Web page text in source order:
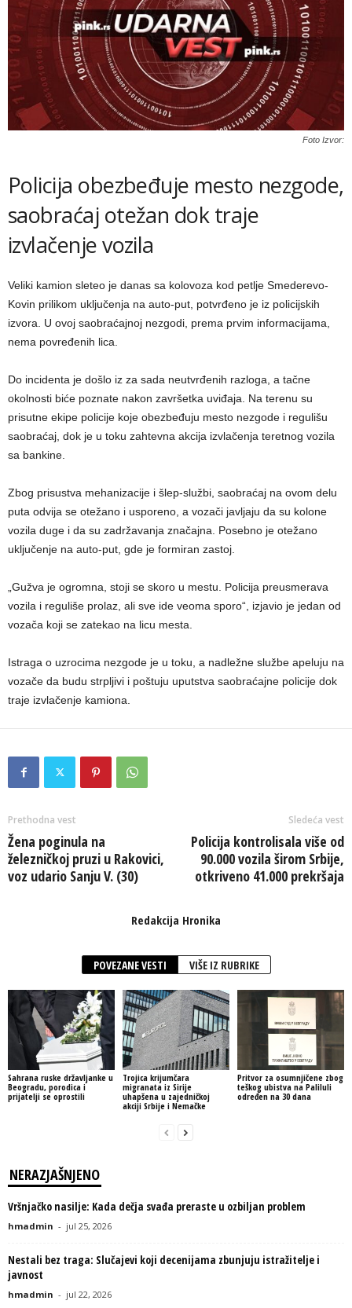
Foto Izvor:
Policija obezbeđuje mesto nezgode,
saobraćaj otežan dok traje
izvlačenje vozila
Veliki kamion sleteo je danas sa kolovoza kod petlje Smederevo-
Kovin prilikom uključenja na auto-put, potvrđeno je iz policijskih
izvora. U ovoj saobraćajnoj nezgodi, prema prvim informacijama,
nema povređenih lica.
Do incidenta je došlo iz za sada neutvrđenih razloga, a tačne
okolnosti biće poznate nakon završetka uviđaja. Na terenu su
prisutne ekipe policije koje obezbeđuju mesto nezgode i regulišu
saobraćaj, dok je u toku zahtevna akcija izvlačenja teretnog vozila
sa bankine.
Zbog prisustva mehanizacije i šlep-službi, saobraćaj na ovom delu
puta odvija se otežano i usporeno, a vozači javljaju da su kolone
vozila duge i da su zadržavanja značajna. Posebno je otežano
uključenje na auto-put, gde je formiran zastoj.
„Gužva je ogromna, stoji se skoro u mestu. Policija preusmerava
vozila i reguliše prolaz, ali sve ide veoma sporo“, izjavio je jedan od
vozača koji se zatekao na licu mesta.
Istraga o uzrocima nezgode je u toku, a nadležne službe apeluju na
vozače da budu strpljivi i poštuju uputstva saobraćajne policije dok
traje izvlačenje kamiona.
Prethodna vest
Žena poginula na
železničkoj pruzi u Rakovici,
voz udario Sanju V. (30)
Sledeća vest
Policija kontrolisala više od
90.000 vozila širom Srbije,
otkriveno 41.000 prekršaja
Redakcija Hronika
POVEZANE VESTI VIŠE IZ RUBRIKE
Sahrana ruske državljanke u
Beogradu, porodica i
prijatelji se oprostili
Trojica krijumčara
migranata iz Sirije
uhapšena u zajedničkoj
akciji Srbije i Nemačke
Pritvor za osumnjičene zbog
teškog ubistva na Paliluli
određen na 30 dana
NERAZJAŠNJENO
Vršnjačko nasilje: Kada dečja svađa preraste u ozbiljan problem
hmadmin - jul 25, 2026
Nestali bez traga: Slučajevi koji decenijama zbunjuju istražitelje i
javnost
hmadmin - jul 22, 2026